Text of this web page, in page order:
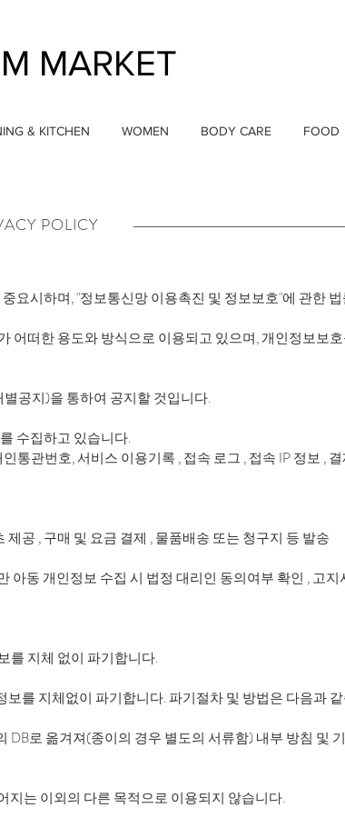
MARKET
& KITCHEN WOMEN BODY CARE FOOD
POLICY
요시하며, "정보통신망 이용촉진 및 정보보호"에 관한
떠한 용도와 방식으로 이용되고 있으며, 개인정보보
공지)을 통하여 공지할 것입니다.
수집하고 있습니다.
통관번호, 서비스 이용기록 , 접속 로그 , 접속 IP 정보 ,
공 , 구매 및 요금 결제 , 물품배송 또는 청구지 등 발송
아동 개인정보 수집 시 법정 대리인 동의여부 확인 , 고
를 지체 없이 파기합니다.
를 지체없이 파기합니다. 파기절차 및 방법은 다음과
로 옮겨져(종이의 경우 별도의 서류함) 내부 방침 및
지는 이외의 다른 목적으로 이용되지 않습니다.